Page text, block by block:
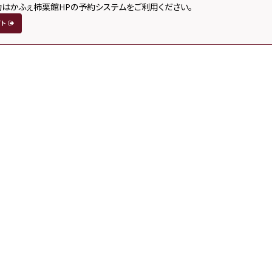
かふぇ柿栗館HPの予約システムをご利用ください。